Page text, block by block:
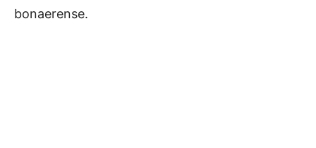
bonaerense.